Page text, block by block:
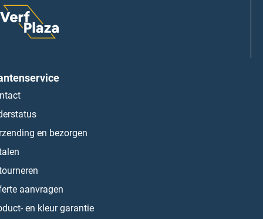
en bezorgen
aanvragen
en kleur garantie